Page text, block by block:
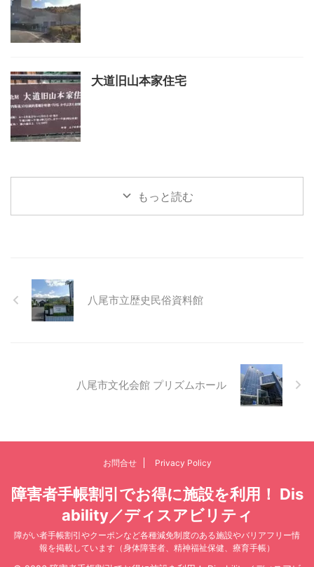
大道旧山本家住宅
もっと読む
八尾市立歴史民俗資料館
八尾市文化会館 プリズムホール
お問合せ Privacy Policy
障害者手帳割引でお得に施設を利用！ Dis
ability／ディスアビリティ
障がい者手帳割引やクーポンなど各種減免制度のある施設やバリアフリー情
報を掲載しています（身体障害者、精神福祉保健、療育手帳）